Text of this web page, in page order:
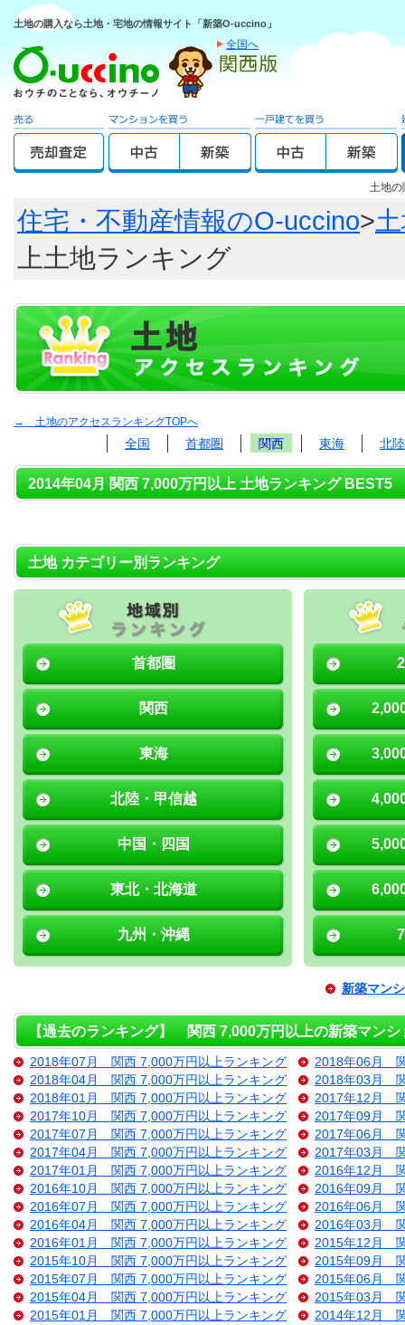
土地の購入なら土地・宅地の情報サイト「新築O-uccino」
全国へ
土地
住宅・不動産情報のO-uccino>
上土地ランキング
→ 土地のアクセスランキングTOPへ
全国 首都圏 関西 東海 北
2014年04月 関西 7,000万円以上 土地ランキング BEST5
土地 カテゴリー別ランキング
首都圏
関西
東海
北陸・甲信越
中国・四国
東北・北海道
九州・沖縄
新築マン
【過去のランキング】 関西 7,000万円以上の新築マンシ
2018年07月 関西 7,000万円以上ランキング
2018年06月
2018年04月 関西 7,000万円以上ランキング
2018年03月
2018年01月 関西 7,000万円以上ランキング
2017年12月
2017年10月 関西 7,000万円以上ランキング
2017年09月
2017年07月 関西 7,000万円以上ランキング
2017年06月
2017年04月 関西 7,000万円以上ランキング
2017年03月
2017年01月 関西 7,000万円以上ランキング
2016年12月
2016年10月 関西 7,000万円以上ランキング
2016年09月
2016年07月 関西 7,000万円以上ランキング
2016年06月
2016年04月 関西 7,000万円以上ランキング
2016年03月
2016年01月 関西 7,000万円以上ランキング
2015年12月
2015年10月 関西 7,000万円以上ランキング
2015年09月
2015年07月 関西 7,000万円以上ランキング
2015年06月
2015年04月 関西 7,000万円以上ランキング
2015年03月
2015年01月 関西 7,000万円以上ランキング
2014年12月